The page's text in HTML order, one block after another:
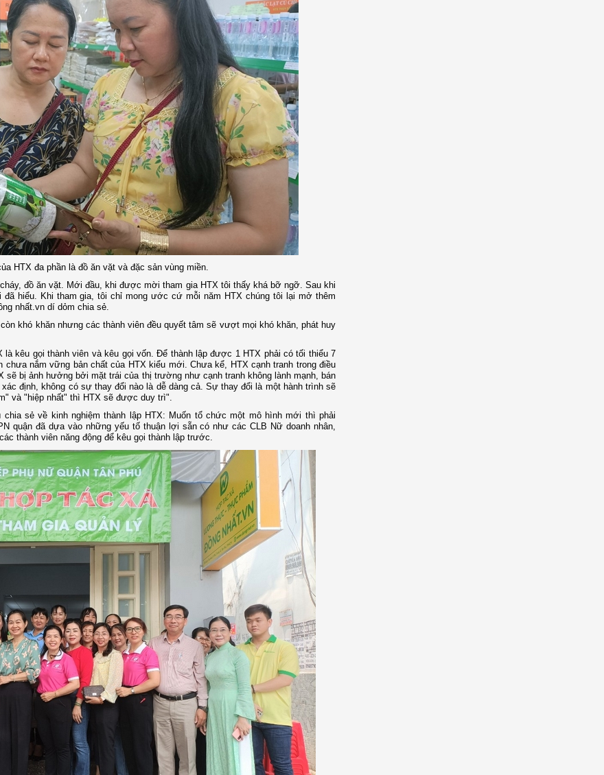
HTX đa phần là đồ ăn vặt và đặc sản vùng miền.
đồ ăn vặt. Mới đầu, khi được mời tham gia HTX tôi thấy khá bỡ ngỡ. Sau khi
hiểu. Khi tham gia, tôi chỉ mong ước cứ mỗi năm HTX chúng tôi lại mở thêm
nhất.vn dí dỏm chia sẻ.
khó khăn nhưng các thành viên đều quyết tâm sẽ vượt mọi khó khăn, phát huy
kêu gọi thành viên và kêu gọi vốn. Để thành lập được 1 HTX phải có tối thiểu 7
nắm vững bản chất của HTX kiểu mới. Chưa kể, HTX cạnh tranh trong điều
bị ảnh hưởng bởi mặt trái của thị trường như cạnh tranh không lành mạnh, bán
định, không có sự thay đổi nào là dễ dàng cả. Sự thay đổi là một hành trình sẽ
và "hiệp nhất" thì HTX sẽ được duy trì".
sẻ về kinh nghiệm thành lập HTX: Muốn tổ chức một mô hình mới thì phải
quận đã dựa vào những yếu tố thuận lợi sẵn có như các CLB Nữ doanh nhân,
thành viên năng động để kêu gọi thành lập trước.